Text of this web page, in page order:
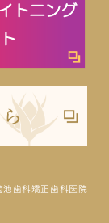
池歯科矯正歯科医院